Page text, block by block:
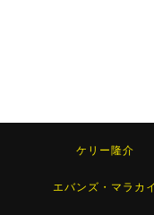
ケリー隆介
エバンズ・マラカイ